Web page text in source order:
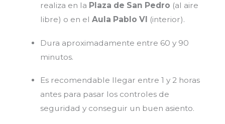
realiza en la Plaza de San Pedro (al aire
libre) o en elAula Pablo VI (interior).
Dura aproximadamente entre 60 y 90
minutos.
Es recomendable llegar entre 1 y 2 horas
antes para pasar los controles de
seguridad y conseguir un buen asiento.